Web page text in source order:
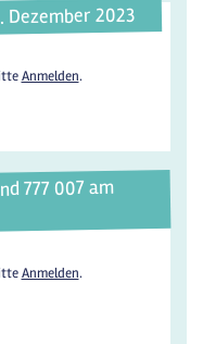
Dezember 2023
Anmelden.
777 007 am
Anmelden.